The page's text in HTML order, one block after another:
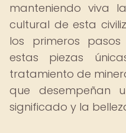
manteniendo viva
cultural de esta
los primeros
estas piezas
tratamiento de
que desempeñan
significado y la